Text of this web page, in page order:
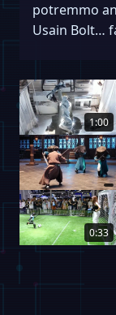
potremmo
Usain Bolt…
1:00
0:33